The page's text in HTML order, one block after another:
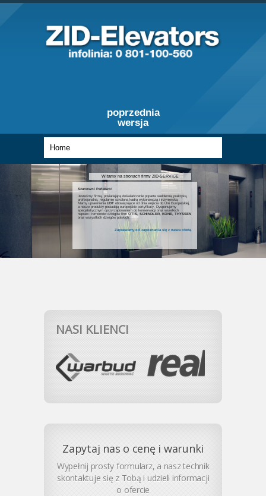
poprzednia
wersja
Witamy na stronach firmy ZID-SERVICE
Szanowni Państwo!
Jesteśmy firmą, posiadającą doświadczenie poparte wieloletnią praktyką,
profesjonalną, regularnie szkoloną kadrą wykonawczą i inżynierską.
Mamy uprawnieniaUDT obowiązujące od dnia wejścia do Unii Europejskiej,
a nasze produkty posiadają europejskie certyfikaty. Dysponujemy
specjalistycznym oprzyrządowaniem do konserwacji oraz wszelkich
napraw i remontów dźwigów firmOTIS, SCHINDLER, KONE, THYSSEN
oraz wszystkich dźwigów polskich.
Zapraszamy od zapoznania się z nasza ofertą
NASI KLIENCI
Zapytaj nas o cenę i warunki
Wypełnij prosty formularz, a nasz technik
skontaktuje się z Tobą i udzieli informacji
o ofercie